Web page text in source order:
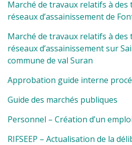
Marché de travaux relatifs à des
réseaux d’assainissement de
Marché de travaux relatifs à des
réseaux d’assainissement sur
commune de val Suran
Approbation guide interne
Guide des marchés publiques
Personnel – Création d’un
RIFSEEP – Actualisation de la